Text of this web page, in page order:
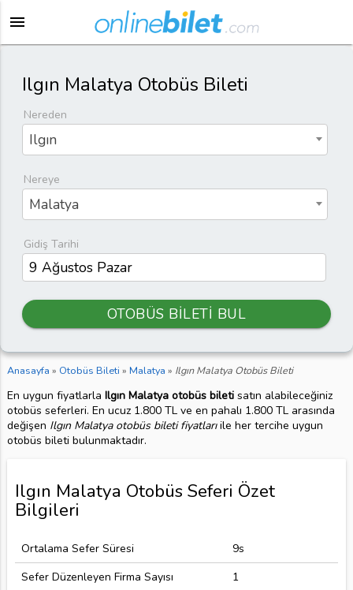
menu
Ilgın Malatya Otobüs Bileti
Nereden
Ilgın
Nereye
Malatya
Gidiş Tarihi
OTOBÜS BİLETİ BUL
Anasayfa » Otobüs Bileti » Malatya » Ilgın Malatya Otobüs Bileti
En uygun fiyatlarla Ilgın Malatya otobüs biletisatın alabileceğiniz
otobüs seferleri. En ucuz 1.800 TL ve en pahalı 1.800 TL arasında
değişen Ilgın Malatya otobüs bileti fiyatlarıile her tercihe uygun
otobüs bileti bulunmaktadır.
Ilgın Malatya Otobüs Seferi Özet
Bilgileri
Ortalama Sefer Süresi
9s
Sefer Düzenleyen Firma Sayısı
1